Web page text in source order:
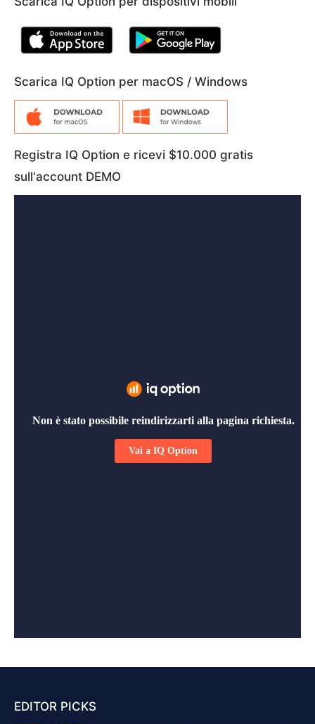
Scarica IQ Option per macOS / Windows
Registra IQ Option e ricevi $10.000 gratis
sull'account DEMO
EDITOR PICKS